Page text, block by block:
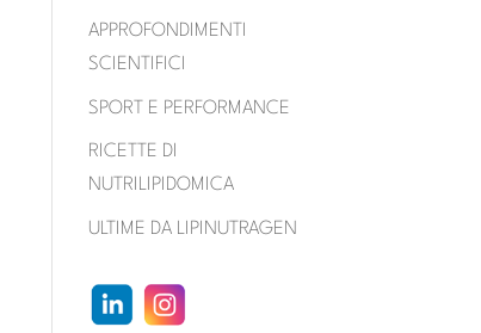
APPROFONDIMENTI
SCIENTIFICI
SPORT E PERFORMANCE
RICETTE DI
NUTRILIPIDOMICA
ULTIME DA LIPINUTRAGEN